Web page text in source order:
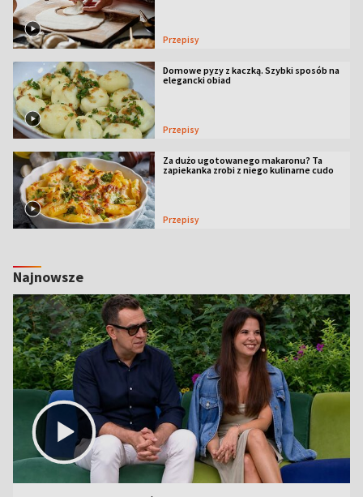
Przepisy
Domowe pyzy z kaczką. Szybki sposób na
elegancki obiad
Przepisy
Za dużo ugotowanego makaronu? Ta
zapiekanka zrobi z niego kulinarne cudo
Przepisy
Najnowsze